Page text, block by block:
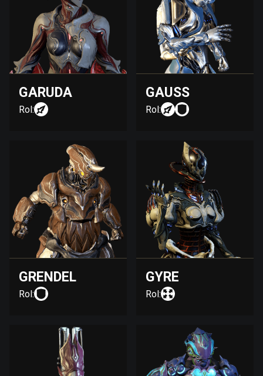
GARUDA
Rol:
GAUSS
Rol:
GRENDEL
Rol:
GYRE
Rol: